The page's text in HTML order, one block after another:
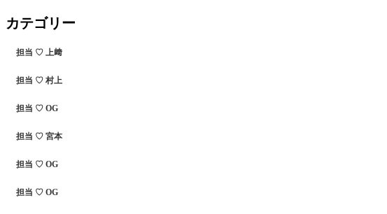
カテゴリー
担当 ♡ 上﨑
担当 ♡ 村上
担当 ♡ OG
担当 ♡ 宮本
担当 ♡ OG
担当 ♡ OG